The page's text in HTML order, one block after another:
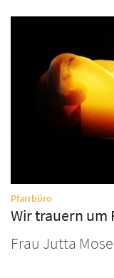
Pfarrbüro
Wir trauern um
Frau Jutta